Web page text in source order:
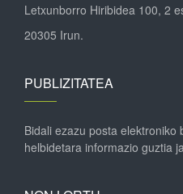
Letxunborro Hiribidea 100, 2
20305 Irun.
PUBLIZITATEA
Bidali ezazu posta elektroniko
helbidetara informazio guztia